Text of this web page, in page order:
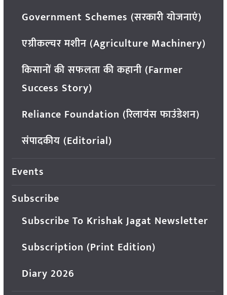
Government Schemes (सरकारी योजनाएं)
एग्रीकल्चर मशीन (Agriculture Machinery)
किसानों की सफलता की कहानी (Farmer
Success Story)
Reliance Foundation (रिलायंस फाउंडेशन)
संपादकीय (Editorial)
Events
Subscribe
Subscribe To Krishak Jagat Newsletter
Subscription (Print Edition)
Diary 2026